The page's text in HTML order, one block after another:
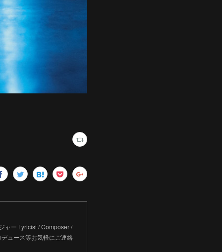
ャー Lyricist / Composer /
ュース等お気軽にご連絡